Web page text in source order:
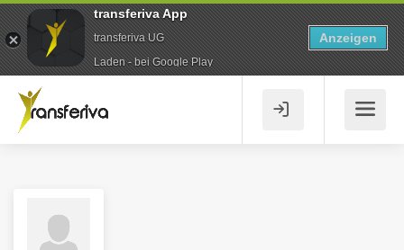
transferiva App
transferiva UG
Laden - bei Google Play
Anzeigen